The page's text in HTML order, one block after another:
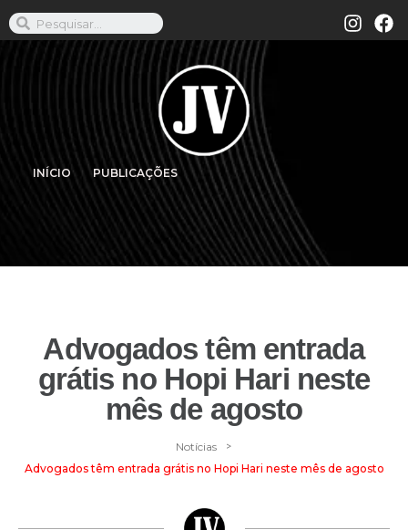
INÍCIO PUBLICAÇÕES
Advogados têm entrada
grátis no Hopi Hari neste
mês de agosto
Notícias >
Advogados têm entrada grátis no Hopi Hari neste mês de agosto